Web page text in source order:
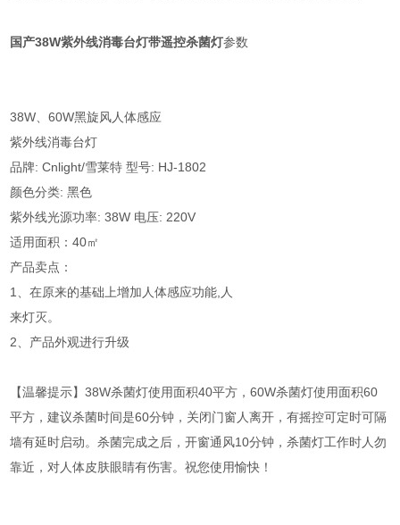
国产38W紫外线消毒台灯带遥控杀菌灯参数
38W、60W黑旋风人体感应
紫外线消毒台灯
品牌: Cnlight/雪莱特 型号: HJ-1802
颜色分类: 黑色
紫外线光源功率: 38W 电压: 220V
适用面积：40㎡
产品卖点：
1、在原来的基础上增加人体感应功能,人
来灯灭。
2、产品外观进行升级
【温馨提示】38W杀菌灯使用面积40平方，60W杀菌灯使用面积60
平方，建议杀菌时间是60分钟，关闭门窗人离开，有摇控可定时可隔
墙有延时启动。杀菌完成之后，开窗通风10分钟，杀菌灯工作时人勿
靠近，对人体皮肤眼睛有伤害。祝您使用愉快！